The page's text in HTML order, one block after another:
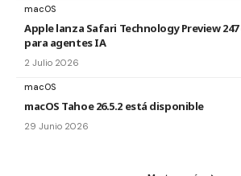
macOS
Apple lanza Safari Technology Preview 247
para agentes IA
2 Julio 2026
macOS
macOS Tahoe 26.5.2 está disponible
29 Junio 2026